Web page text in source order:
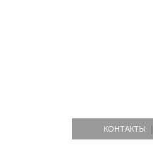
КОНТАКТЫ